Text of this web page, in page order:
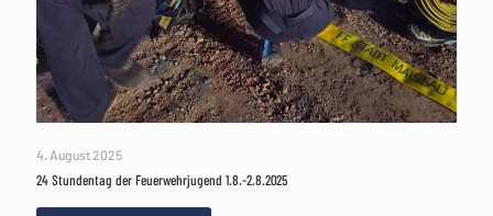
4. August 2025
24 Stundentag der Feuerwehrjugend 1.8.-2.8.2025